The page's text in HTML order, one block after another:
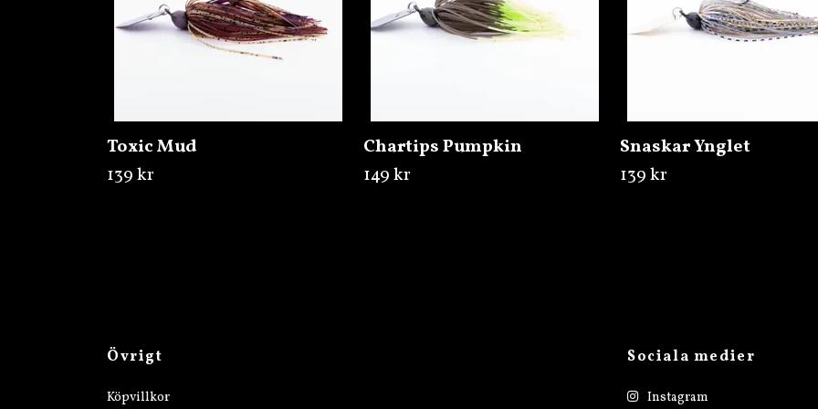
Toxic Mud
139 kr
Chartips Pumpkin
149 kr
Snaskar Ynglet
139 kr
Övrigt
Köpvillkor
Sociala medier
Instagram